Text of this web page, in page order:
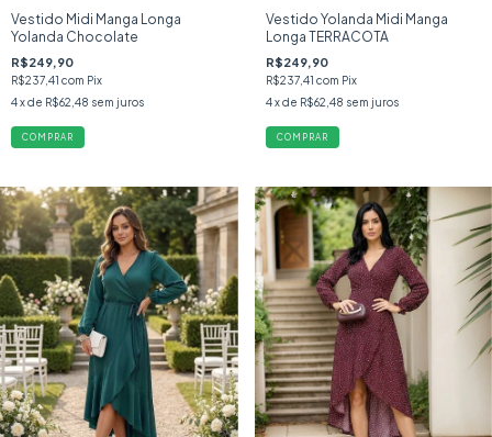
Vestido Midi Manga Longa
Yolanda Chocolate
R$249,90
R$237,41 com Pix
4x de R$62,48 sem juros
COMPRAR
Vestido Yolanda Midi Manga
Longa TERRACOTA
R$249,90
R$237,41 com Pix
4 x de R$62,48 sem juros
COMPRAR